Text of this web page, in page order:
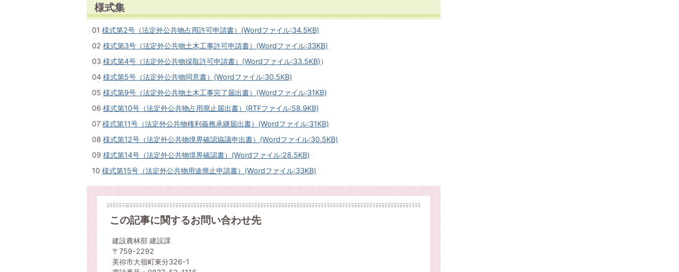
様式集
01 様式第2号（法定外公共物占用許可申請書）(Wordファイル:34.5KB)
02 様式第3号（法定外公共物土木工事許可申請書）(Wordファイル:33KB)
03 様式第4号（法定外公共物採取許可申請書）(Wordファイル:33.5KB)）
04 様式第5号（法定外公共物同意書）(Wordファイル:30.5KB)
05 様式第9号（法定外公共物土木工事完了届出書）(Wordファイル:31KB)
06 様式第10号（法定外公共物占用廃止届出書）(RTFファイル:58.9KB)
07 様式第11号（法定外公共物権利義務承継届出書）(Wordファイル:31KB)
08 様式第12号（法定外公共物境界確認協議申出書）(Wordファイル:30.5KB)
09 様式第14号（法定外公共物境界確認書）(Wordファイル:28.5KB)
10 様式第15号（法定外公共物用途廃止申請書）(Wordファイル:33KB)
この記事に関するお問い合わせ先
建設農林部 建設課
〒759-2292
美祢市大嶺町東分326-1